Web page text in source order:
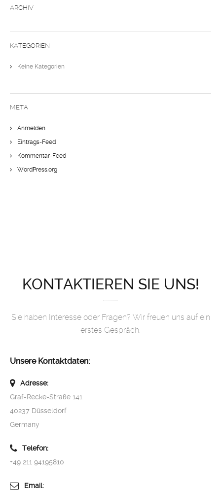
ARCHIV
KATEGORIEN
Keine Kategorien
META
Anmelden
Eintrags-Feed
Kommentar-Feed
WordPress.org
KONTAKTIEREN SIE UNS!
Sie haben Interesse oder Fragen? Wir freuen uns auf ein
erstes Gespräch.
Unsere Kontaktdaten:
Adresse:
Graf-Recke-Straße 141
40237 Düsseldorf
Germany
Telefon:
+49 211 94195810
Email: